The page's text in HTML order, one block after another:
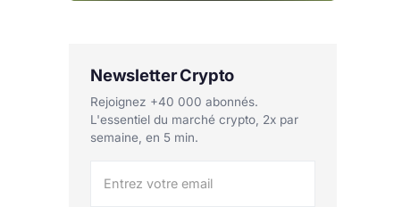
Newsletter Crypto
Rejoignez +40 000 abonnés.
L'essentiel du marché crypto, 2x par
semaine, en 5 min.